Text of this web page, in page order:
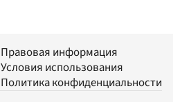
Правовая информация
Условия использования
Политика конфиденциальности